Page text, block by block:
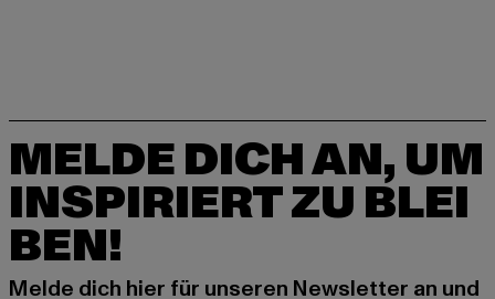
MELDE DICH AN, UM
INSPIRIERT ZU BLEI
BEN!
Melde dich hier für unseren Newsletter an und